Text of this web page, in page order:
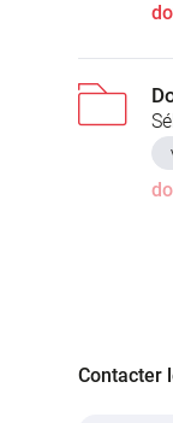
Contacter